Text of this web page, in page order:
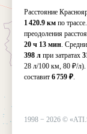
Расстояние
1 420.9 км по
преодоления
20 ч 13 мин.
398 л при затратах
28 л/100 км, 80 ₽/л)
составит 6 759 ₽.
1998 − 2026 ©